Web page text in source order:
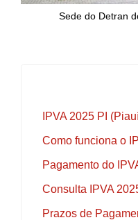
Sede do Detran
IPVA 2025 PI
Como funciona o
Pagamento do
Consulta IPVA
Prazos de